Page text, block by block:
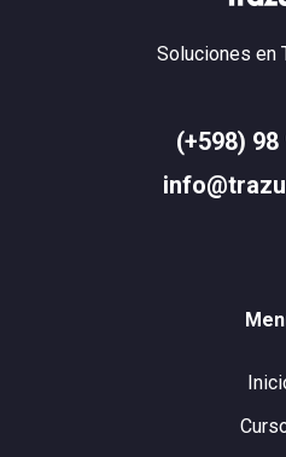
Soluciones en
(+598) 98